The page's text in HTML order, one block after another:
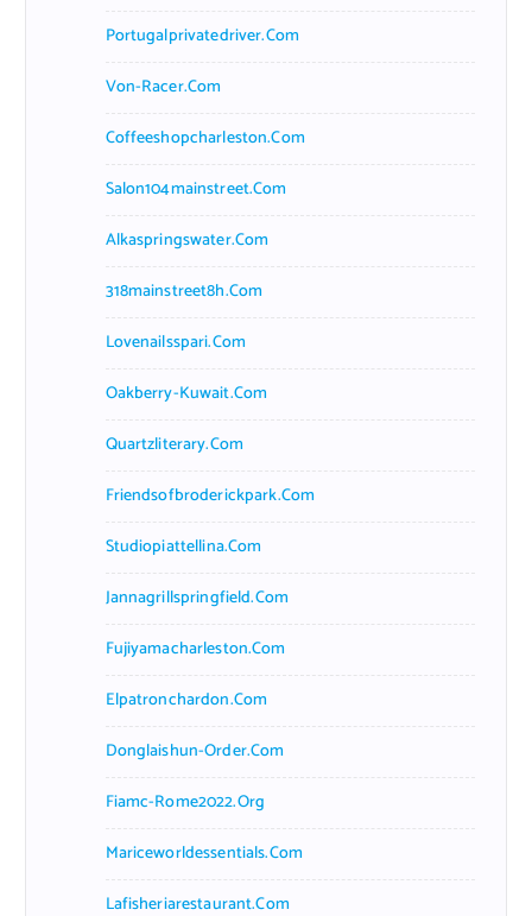
Portugalprivatedriver.com
Von-Racer.com
Coffeeshopcharleston.com
Salon104mainstreet.com
Alkaspringswater.com
318mainstreet8h.com
Lovenailsspari.com
Oakberry-Kuwait.com
Quartzliterary.com
Friendsofbroderickpark.com
Studiopiattellina.com
Jannagrillspringfield.com
Fujiyamacharleston.com
Elpatronchardon.com
Donglaishun-Order.com
Fiamc-Rome2022.org
Mariceworldessentials.com
Lafisheriarestaurant.com